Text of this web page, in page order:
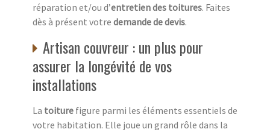
réparation et/ou d’entretien des toitures. Faites
dès à présent votre demande de devis.
Artisan couvreur : un plus pour
assurer la longévité de vos
installations
La toiture figure parmi les éléments essentiels de
votre habitation. Elle joue un grand rôle dans la